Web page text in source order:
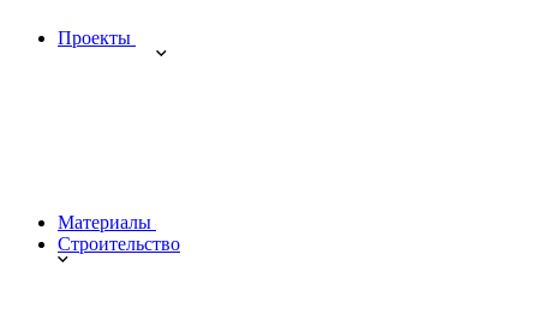
Проекты
Материалы
Строительство